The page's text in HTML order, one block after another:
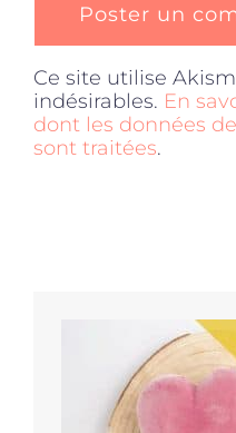
Ce site utilise
indésirables. En
dont les données
sont traitées.